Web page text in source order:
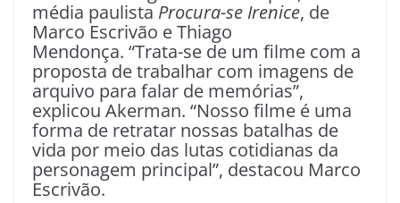
média paulista Procura-se Irenice, de
Marco Escrivão e Thiago
Mendonça. “Trata-se de um filme com a
proposta de trabalhar com imagens de
arquivo para falar de memórias”,
explicou Akerman. “Nosso filme é uma
forma de retratar nossas batalhas de
vida por meio das lutas cotidianas da
personagem principal”, destacou Marco
Escrivão.